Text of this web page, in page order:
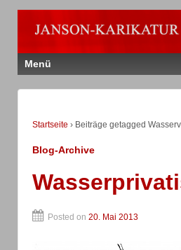
Menü
Startseite › Beiträge getagged
Blog-Archive
Posted on 20. Mai 2013